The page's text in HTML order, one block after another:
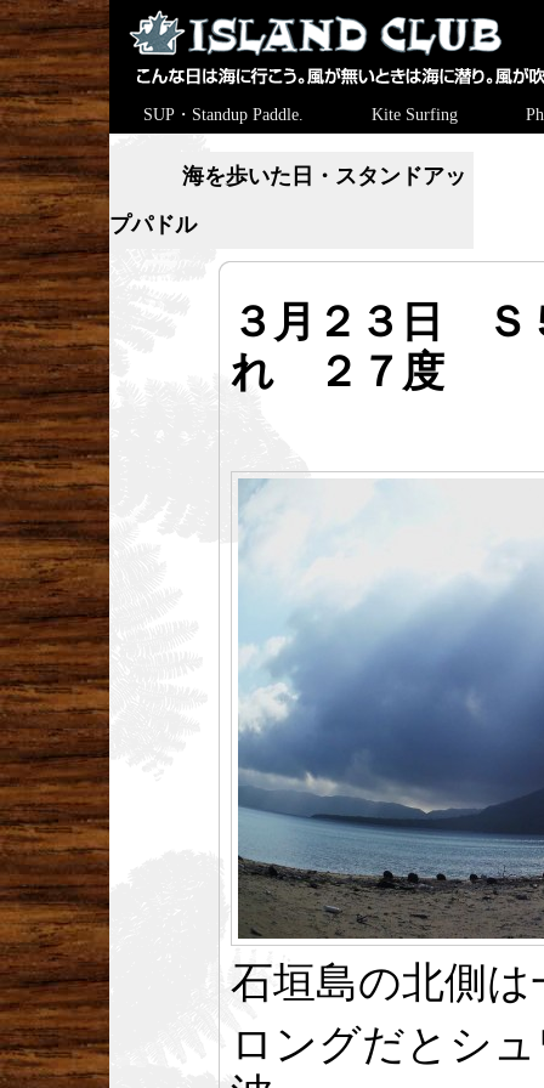
SUP・Standup Paddle. Kite Surfing
海を歩いた日・スタンドアッ
プパドル
３月２３日
れ ２７度
石垣島の北側
ロングだとシ